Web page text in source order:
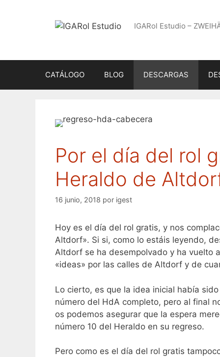
IGARol Estudio –
CATÁLOGO BLOG DESCARGAS
Por el día del rol
Heraldo de
16 junio, 2018 por igest
Hoy es el día del rol gratis, y nos
Altdorf». Si si, como lo estáis leyendo,
Altdorf se ha desempolvado y ha vuelto
«ideas» por las calles de Altdorf y de
Lo cierto, es que la idea inicial había
número del HdA completo, pero al final
os podemos asegurar que la espera
número 10 del Heraldo en su regreso.
Pero como es el día del rol gratis